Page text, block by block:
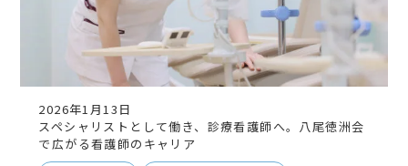
2026年1月13日
スペシャリストとして働き、診療看護師へ。八尾徳洲会
で広がる看護師のキャリア